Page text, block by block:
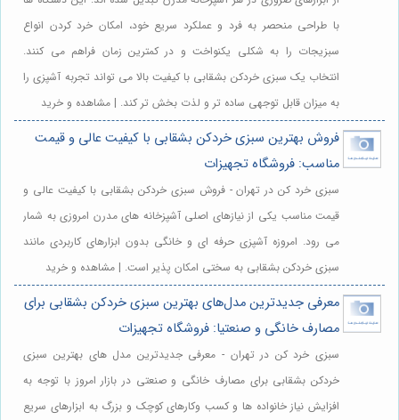
با طراحی منحصر به فرد و عملکرد سریع خود، امکان خرد کردن انواع
سبزیجات را به شکلی یکنواخت و در کمترین زمان فراهم می کنند.
انتخاب یک سبزی خردکن بشقابی با کیفیت بالا می تواند تجربه آشپزی را
به میزان قابل توجهی ساده تر و لذت بخش تر کند. | مشاهده و خرید
فروش بهترین سبزی خردکن بشقابی با کیفیت عالی و قیمت
مناسب: فروشگاه تجهیزات
سبزی خرد کن در تهران - فروش سبزی خردکن بشقابی با کیفیت عالی و
قیمت مناسب یکی از نیازهای اصلی آشپزخانه های مدرن امروزی به شمار
می رود. امروزه آشپزی حرفه ای و خانگی بدون ابزارهای کاربردی مانند
سبزی خردکن بشقابی به سختی امکان پذیر است. | مشاهده و خرید
معرفی جدیدترین مدل‌های بهترین سبزی خردکن بشقابی برای
مصارف خانگی و صنعتیا: فروشگاه تجهیزات
سبزی خرد کن در تهران - معرفی جدیدترین مدل های بهترین سبزی
خردکن بشقابی برای مصارف خانگی و صنعتی در بازار امروز با توجه به
افزایش نیاز خانواده ها و کسب وکارهای کوچک و بزرگ به ابزارهای سریع